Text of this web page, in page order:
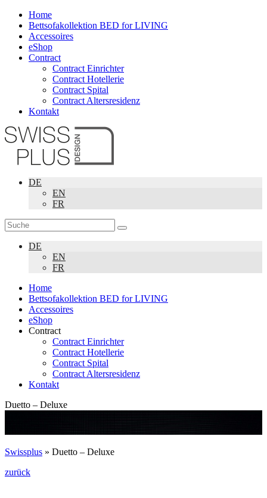
Home
Bettsofakollektion BED for LIVING
Accessoires
eShop
Contract
Contract Einrichter
Contract Hotellerie
Contract Spital
Contract Altersresidenz
Kontakt
DE
EN
FR
DE
EN
FR
Home
Bettsofakollektion BED for LIVING
Accessoires
eShop
Contract
Contract Einrichter
Contract Hotellerie
Contract Spital
Contract Altersresidenz
Kontakt
Duetto – Deluxe
Swissplus » Duetto – Deluxe
zurück